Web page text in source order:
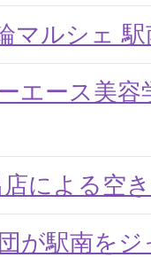
マルシェ
エース美
店による空
が駅南を